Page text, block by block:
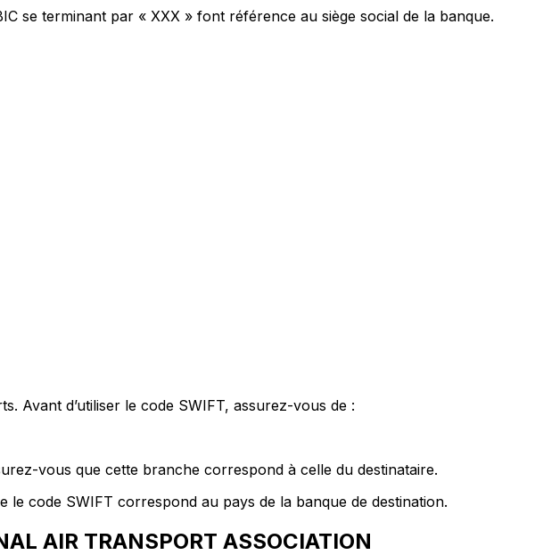
se terminant par « XXX » font référence au siège social de la banque.
Avant d’utiliser le code SWIFT, assurez-vous de :
vous que cette branche correspond à celle du destinataire.
le code SWIFT correspond au pays de la banque de destination.
AIR TRANSPORT ASSOCIATION